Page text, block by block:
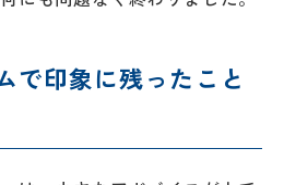
で印象に残ったこと